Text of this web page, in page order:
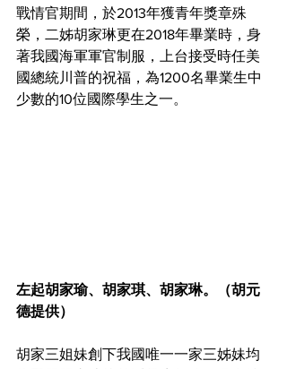
戰情官期間，於2013年獲青年獎章殊
榮，二姊胡家琳更在2018年畢業時，身
著我國海軍軍官制服，上台接受時任美
國總統川普的祝福，為1200名畢業生中
少數的10位國際學生之一。
左起胡家瑜、胡家琪、胡家琳。（胡元
德提供）
胡家三姐妹創下我國唯一一家三姊妹均